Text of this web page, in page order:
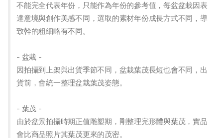
不能完全代表年份，只能作為年份的參考值，每盆盆栽因表
達意境與創作美感不同，選取的素材年份成長方式不同，導
致幹的粗細略有不同。
- 盆栽 -
因拍攝到上架與出貨季節不同，盆栽葉茂長短也會不同，出
貨前，會統一整理盆栽葉茂姿態。
- 葉茂 -
由於盆景拍攝時期正值雕塑期，剛整理完形體與葉茂，實品
會比商品照片其葉茂更來的茂密。